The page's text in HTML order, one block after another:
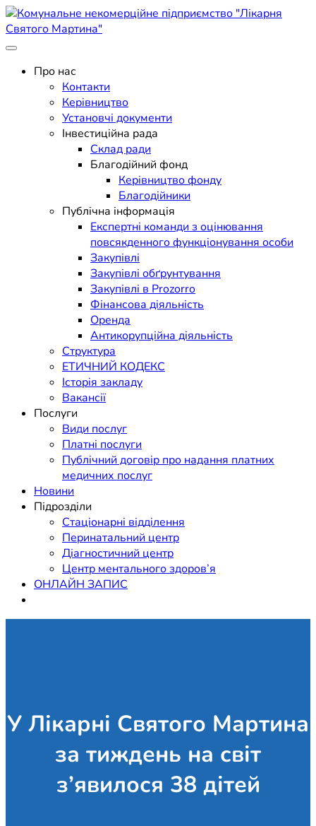
Skip
to
content
Комунальне некомерційне
підприємство "Лікарня
Святого Мартина"
Поліклініка Мукачево
Про нас
Контакти
Керівництво
Установчі документи
Інвестиційна рада
Склад ради
Благодійний фонд
Керівництво фонду
Благодійники
Публічна інформація
Експертні команди з оцінювання
повсякденного функціонування особи
Закупівлі
Закупівлі обґрунтування
Закупівлі в Prozorro
Фінансова діяльність
Оренда
Антикорупційна діяльність
Структура
ЕТИЧНИЙ КОДЕКС
Історія закладу
Вакансії
Послуги
Види послуг
Платні послуги
Публічний договір про надання платних
медичних послуг
Новини
Підрозділи
Стаціонарні відділення
Перинатальний центр
Діагностичний центр
Центр ментального здоров’я
ОНЛАЙН ЗАПИС
У Лікарні Святого Мартина
за тиждень на світ
з’явилося 38 дітей